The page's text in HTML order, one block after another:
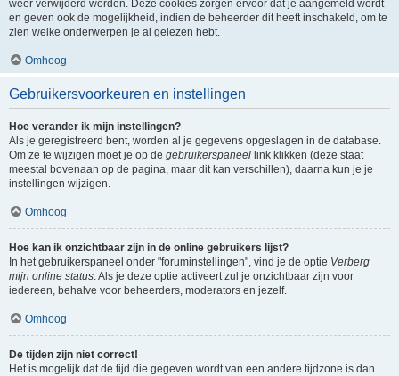
weer verwijderd worden. Deze cookies zorgen ervoor dat je aangemeld wordt
en geven ook de mogelijkheid, indien de beheerder dit heeft inschakeld, om te
zien welke onderwerpen je al gelezen hebt.
Omhoog
Gebruikersvoorkeuren en instellingen
Hoe verander ik mijn instellingen?
Als je geregistreerd bent, worden al je gegevens opgeslagen in de database.
Om ze te wijzigen moet je op de gebruikerspaneel link klikken (deze staat
meestal bovenaan op de pagina, maar dit kan verschillen), daarna kun je je
instellingen wijzigen.
Omhoog
Hoe kan ik onzichtbaar zijn in de online gebruikers lijst?
In het gebruikerspaneel onder "foruminstellingen", vind je de optie Verberg
mijn online status. Als je deze optie activeert zul je onzichtbaar zijn voor
iedereen, behalve voor beheerders, moderators en jezelf.
Omhoog
De tijden zijn niet correct!
Het is mogelijk dat de tijd die gegeven wordt van een andere tijdzone is dan